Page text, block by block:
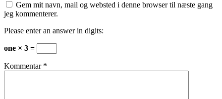
Gem mit navn, mail og websted i denne browser til næste gang
jeg kommenterer.
Please enter an answer in digits:
one × 3 =
Kommentar *